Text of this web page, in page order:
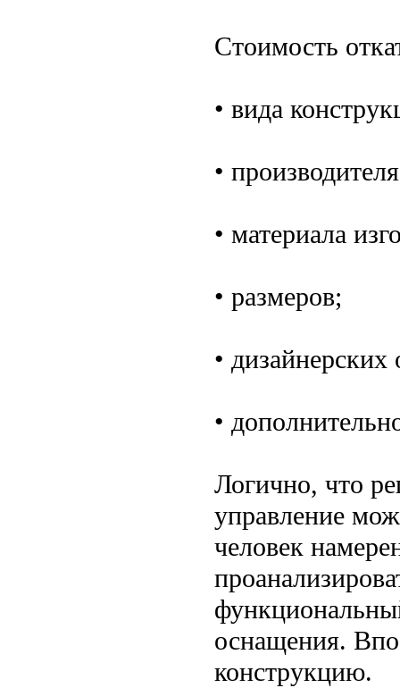
Стоимость
• вида
•
• материала
• размеров;
•
•
Логично, что
управление
человек
оснащения.
конструкцию.